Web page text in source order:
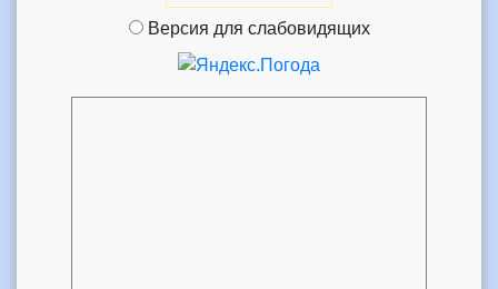
Версия для слабовидящих